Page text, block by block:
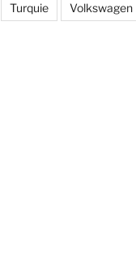
Turquie Volkswagen